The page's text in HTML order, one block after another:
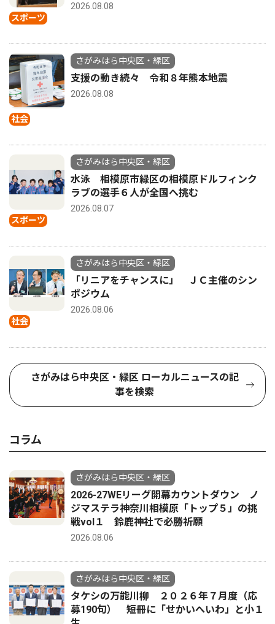
スポーツ
2026.08.08
社会
さがみはら中央区・緑区
支援の動き続々 令和８年熊本地震
2026.08.08
スポーツ
さがみはら中央区・緑区
水泳 相模原市緑区の相模原ドルフィンク
ラブの選手６人が全国へ挑む
2026.08.07
社会
さがみはら中央区・緑区
「リニアをチャンスに」 ＪＣ主催のシン
ポジウム
2026.08.06
さがみはら中央区・緑区 ローカルニュースの記
事を検索
コラム
さがみはら中央区・緑区
2026-27WEリーグ開幕カウントダウン ノ
ジマステラ神奈川相模原「トップ５」の挑
戦vol１ 鈴鹿神社で必勝祈願
2026.08.06
さがみはら中央区・緑区
タケシの万能川柳 ２０２６年７月度（応
募190句） 短冊に「せかいへいわ」と小１